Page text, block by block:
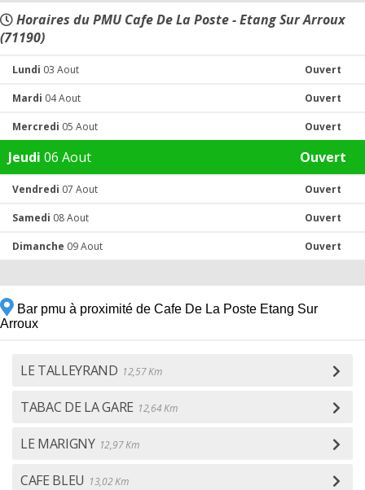
Horaires du PMU Cafe De La Poste - Etang Sur Arroux
(71190)
Lundi 03 Aout Ouvert
Mardi 04 Aout Ouvert
Mercredi 05 Aout Ouvert
Jeudi 06 Aout Ouvert
Vendredi 07 Aout Ouvert
Samedi 08 Aout Ouvert
Dimanche 09 Aout Ouvert
Bar pmu à proximité de Cafe De La Poste Etang Sur
Arroux
LE TALLEYRAND 12,57 Km
TABAC DE LA GARE 12,64 Km
LE MARIGNY 12,97 Km
CAFE BLEU 13,02 Km